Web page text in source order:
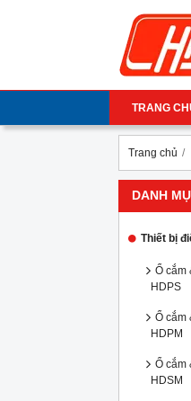
TRANG
Trang chủ
DANH
Thiết bị
Ổ cắm
HDPS
Ổ cắm
HDPM
Ổ cắm
HDSM